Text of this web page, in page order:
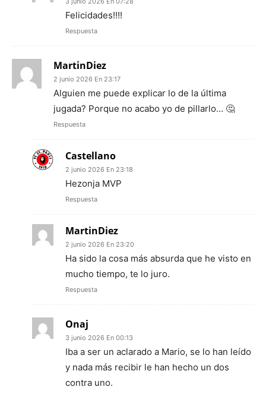
Felicidades!!!!
Respuesta
MartinDiez
2 junio 2026 En 23:17
Alguien me puede explicar lo de la última
jugada? Porque no acabo yo de pillarlo… 🤔
Respuesta
Castellano
2 junio 2026 En 23:18
Hezonja MVP
Respuesta
MartinDiez
2 junio 2026 En 23:20
Ha sido la cosa más absurda que he visto en
mucho tiempo, te lo juro.
Respuesta
Onaj
3 junio 2026 En 00:13
Iba a ser un aclarado a Mario, se lo han leído
y nada más recibir le han hecho un dos
contra uno.